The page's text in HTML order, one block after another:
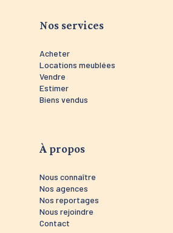
Nos services
Acheter
Locations meublées
Vendre
Estimer
Biens vendus
À propos
Nous connaître
Nos agences
Nos reportages
Nous rejoindre
Contact